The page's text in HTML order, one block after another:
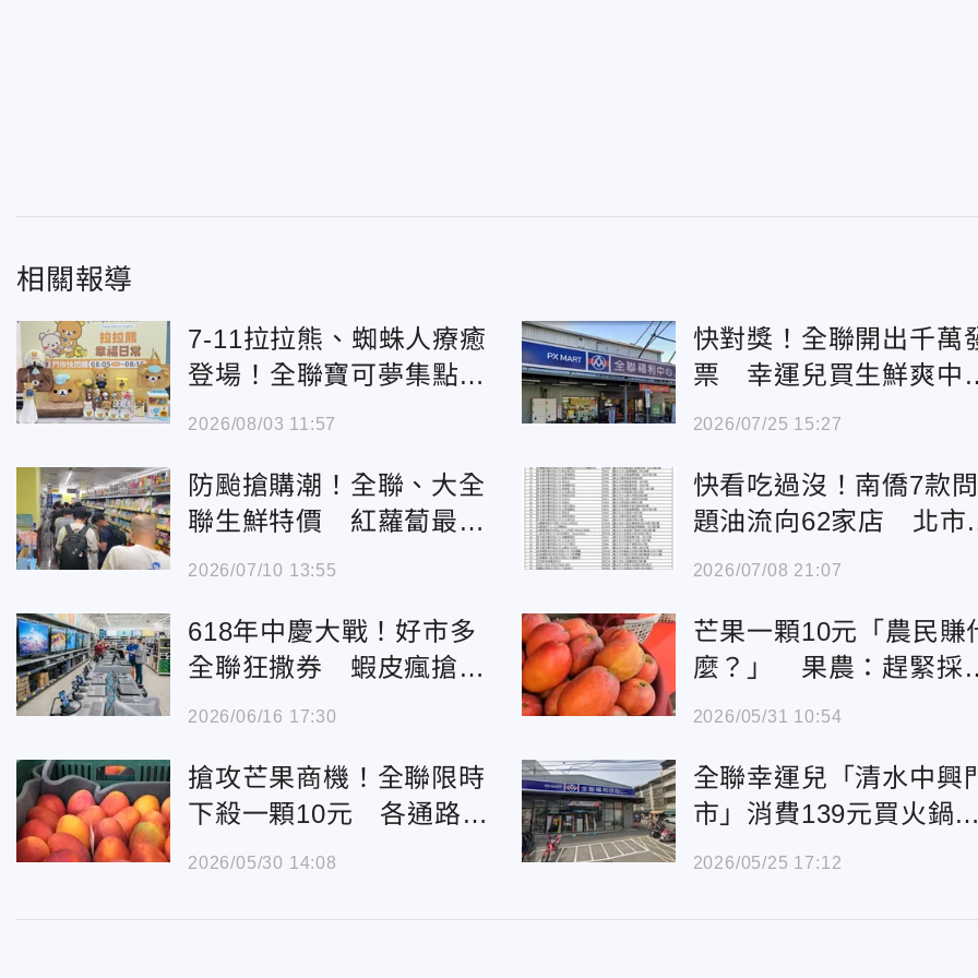
相關報導
7-11拉拉熊、蜘蛛人療癒
登場！全聯寶可夢集點換
購同步開跑
2026/08/03 11:57
快對獎！全聯開出千萬
票 幸運兒買生鮮爽中
00萬
2026/07/25 15:27
防颱搶購潮！全聯、大全
聯生鮮特價 紅蘿蔔最低
1元
2026/07/10 13:55
快看吃過沒！南僑7款問
題油流向62家店 北市
TV、炸雞店、五星大飯
2026/07/08 21:07
618年中慶大戰！好市多
全聯狂撒券 蝦皮瘋搶破
盤價
2026/06/16 17:30
芒果一顆10元「農民賺
麼？」 果農：趕緊採
緊出清
2026/05/31 10:54
搶攻芒果商機！全聯限時
下殺一顆10元 各通路優
惠出爐
2026/05/30 14:08
全聯幸運兒「清水中興
市」消費139元買火鍋
料 發票中千萬
2026/05/25 17:12